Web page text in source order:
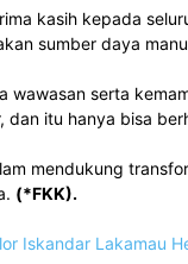
kasih kepada
sumber daya
serta
itu hanya bisa
mendukung
(*FKK).
Iskandar Lakamau